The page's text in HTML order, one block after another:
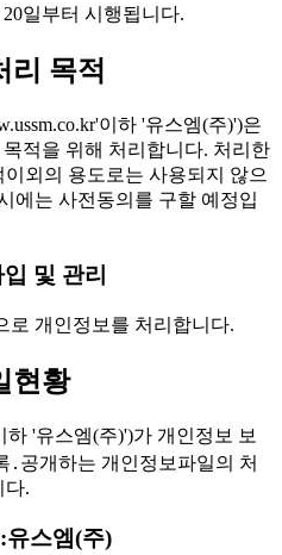
일부터 시행됩니다.
리 목적
이하 '유스엠(주)')은
적을 위해 처리합니다. 처리한
외의 용도로는 사용되지 않으
에는 사전동의를 구할 예정입
및 관리
로 개인정보를 처리합니다.
현황
하 '유스엠(주)')가 개인정보 보
․공개하는 개인정보파일의 처
다.
유스엠(주)